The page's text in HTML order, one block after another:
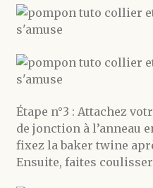
Étape n°3 : Attachez
de jonction à l’anneau
fixez la baker twine
Ensuite, faites